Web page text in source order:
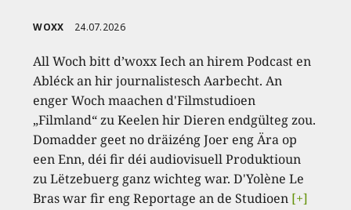
WOXX 24.07.2026
All Woch bitt d’woxx Iech an hirem Podcast en
Abléck an hir journalistesch Aarbecht. An
enger Woch maachen d'Filmstudioen
„Filmland“ zu Keelen hir Dieren endgülteg zou.
Domadder geet no dräizéng Joer eng Ära op
een Enn, déi fir déi audiovisuell Produktioun
zu Lëtzebuerg ganz wichteg war. D'Yolène Le
Bras war fir eng Reportage an de Studioen [+]